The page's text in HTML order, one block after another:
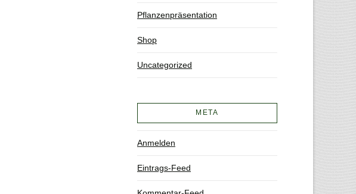
Pflanzenpräsentation
Shop
Uncategorized
META
Anmelden
Eintrags-Feed